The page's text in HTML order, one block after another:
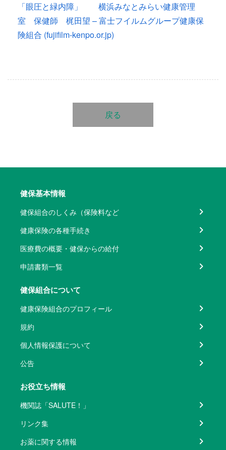
「眼圧と緑内障」 横浜みなとみらい健康管理
室 保健師 梶田望 – 富士フイルムグループ健康保
険組合 (fujifilm-kenpo.or.jp)
戻る
健保基本情報
健保組合のしくみ（保険料など
健康保険の各種手続き
医療費の概要・健保からの給付
申請書類一覧
健保組合について
健康保険組合のプロフィール
規約
個人情報保護について
公告
お役立ち情報
機関誌「SALUTE！」
リンク集
お薬に関する情報